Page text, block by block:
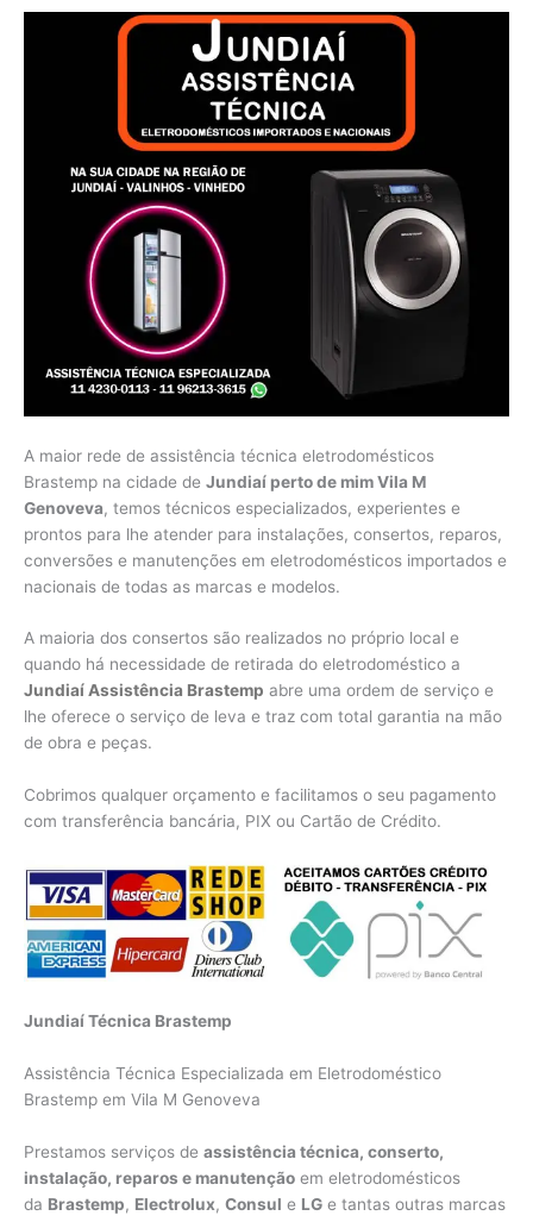
A maior rede de assistência técnica eletrodomésticos
Brastemp na cidade de Jundiaí perto de mim Vila M
Genoveva, temos técnicos especializados, experientes e
prontos para lhe atender para instalações, consertos, reparos,
conversões e manutenções em eletrodomésticos importados e
nacionais de todas as marcas e modelos.
A maioria dos consertos são realizados no próprio local e
quando há necessidade de retirada do eletrodoméstico a
Jundiaí Assistência Brastemp abre uma ordem de serviço e
lhe oferece o serviço de leva e traz com total garantia na mão
de obra e peças.
Cobrimos qualquer orçamento e facilitamos o seu pagamento
com transferência bancária, PIX ou Cartão de Crédito.
Jundiaí Técnica Brastemp
Assistência Técnica Especializada em Eletrodoméstico
Brastemp em Vila M Genoveva
Prestamos serviços de assistência técnica, conserto,
instalação, reparos e manutenção em eletrodomésticos
da Brastemp, Electrolux, Consul e LG e tantas outras marcas